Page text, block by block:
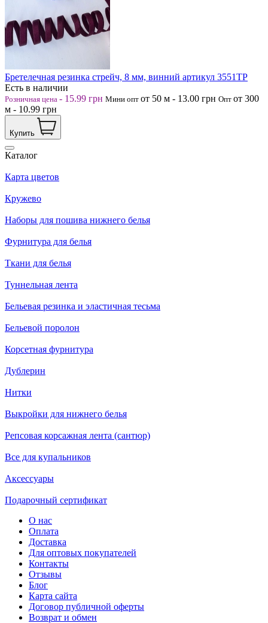
Бретелечная резинка стрейч, 8 мм, винний артикул 3551ТР
Есть в наличии
Розничная цена - 15.99 грн Мини опт от 50 м - 13.00 грн Опт от 300
м - 10.99 грн
Купить
Каталог
Карта цветов
Кружево
Наборы для пошива нижнего белья
Фурнитура для белья
Ткани для белья
Туннельная лента
Бельевая резинка и эластичная тесьма
Бельевой поролон
Корсетная фурнитура
Дублерин
Нитки
Выкройки для нижнего белья
Репсовая корсажная лента (сантюр)
Все для купальников
Аксессуары
Подарочный сертификат
О нас
Оплата
Доставка
Для оптовых покупателей
Контакты
Отзывы
Блог
Карта сайта
Договор публичной оферты
Возврат и обмен